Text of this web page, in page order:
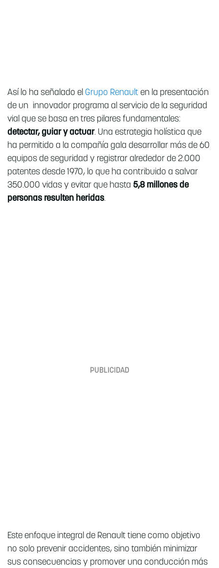
Así lo ha señalado el Grupo Renault en la presentación
de un innovador programa al servicio de la seguridad
vial que se basa en tres pilares fundamentales:
detectar, guiar y actuar. Una estrategia holística que
ha permitido a la compañía gala desarrollar más de 60
equipos de seguridad y registrar alrededor de 2.000
patentes desde 1970, lo que ha contribuido a salvar
350.000 vidas y evitar que hasta 5,8 millones de
personas resulten heridas.
Este enfoque integral de Renault tiene como objetivo
no solo prevenir accidentes, sino también minimizar
sus consecuencias y promover una conducción más